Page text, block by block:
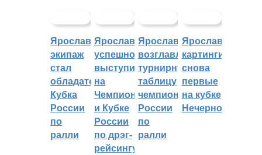
Ярославский
экипаж
стал
обладателем
Кубка
России
по
ралли
Ярославцы
успешно
выступили
на
Чемпионате
и Кубке
России
по дрэг-
рейсингу
Ярославцы
возглавляют
турнирную
таблицу
чемпионата
России
по
ралли
Ярославские
картингисты
снова
первые
на кубке
Нечерноземья